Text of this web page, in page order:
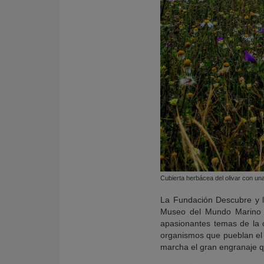
Cubierta herbácea del olivar con
La Fundación Descubre y
Museo del Mundo
apasionantes temas de la
organismos que pueblan
marcha el gran engranaje